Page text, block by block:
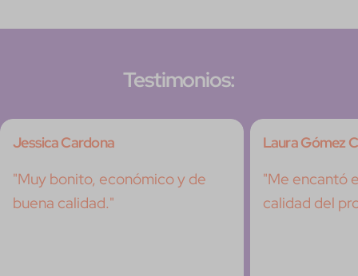
Testimonios:
Jessica Cardona
"Muy bonito, económico y de
buena calidad."
Laura Gómez
"Me encantó
calidad del